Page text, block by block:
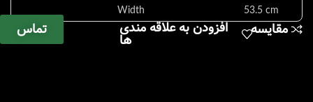
Width 53.5 cm
مقایسه افزودن به علاقه مندی
ها
تماس